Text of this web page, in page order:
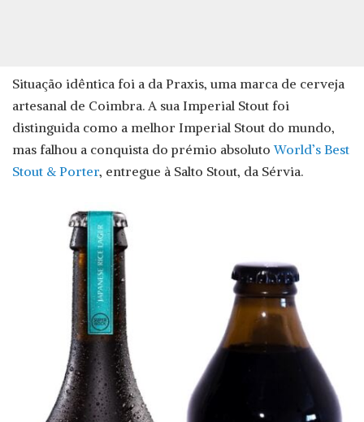
Situação idêntica foi a da Praxis, uma marca de cerveja
artesanal de Coimbra. A sua Imperial Stout foi
distinguida como a melhor Imperial Stout do mundo,
mas falhou a conquista do prémio absolutoWorld’s Best
Stout & Porter, entregue à Salto Stout, da Sérvia.